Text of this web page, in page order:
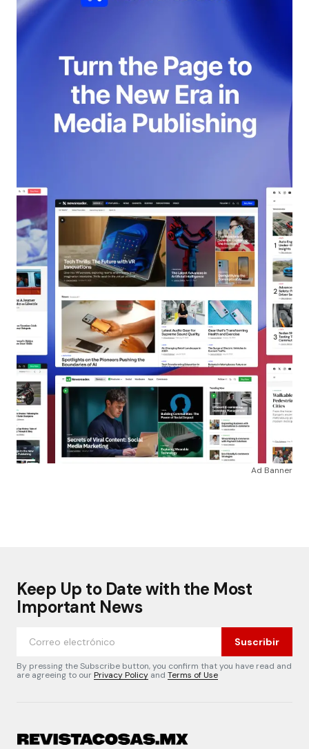
Ad Banner
Keep Up to Date with the Most
Important News
Suscribir
By pressing the Subscribe button, you confirm that you have read and
are agreeing to ourPrivacy Policy and Terms of Use